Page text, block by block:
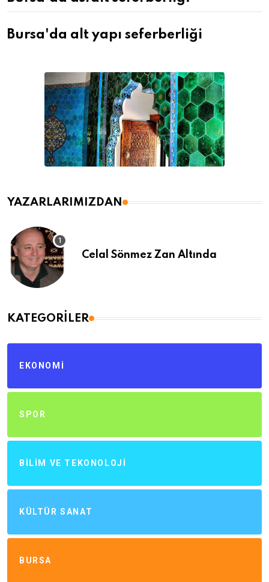
Bursa'da alt yapı seferberliği
YAZARLARIMIZDAN
Celal Sönmez Zan Altında
KATEGORILER
EKONOMI
SPOR
BILIM VE TEKONOLOJI
KÜLTÜR SANAT
BURSA